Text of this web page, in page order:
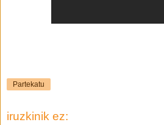
Partekatu
iruzkinik ez: